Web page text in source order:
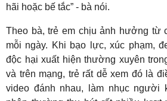
hãi hoặc bế tắc” - bà nói.
Theo bà, trẻ em chịu ảnh hưởng
mỗi ngày. Khi bạo lực, xúc phạm,
độc hại xuất hiện thường xuyên
và trên mạng, trẻ rất dễ xem đó là
video đánh nhau, làm nhục người